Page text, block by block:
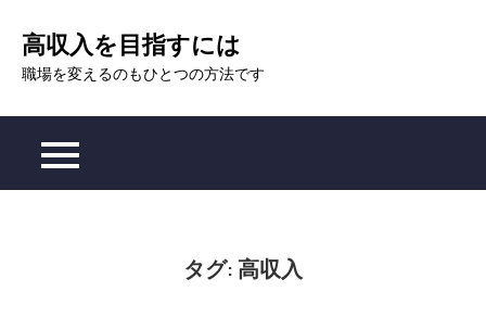
content
高収入を目指すには
職場を変えるのもひとつの方法です
タグ:高収入